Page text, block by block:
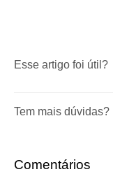
Esse artigo foi útil?
Tem mais dúvidas?
Comentários